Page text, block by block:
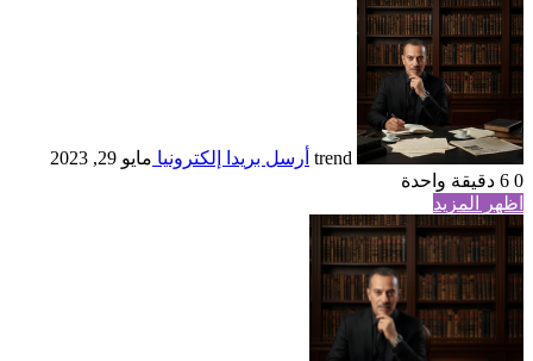
trend أرسل بريدا إلكترونيا مايو 29, 2023
0
دقيقة واحدة
اظهر المزيد